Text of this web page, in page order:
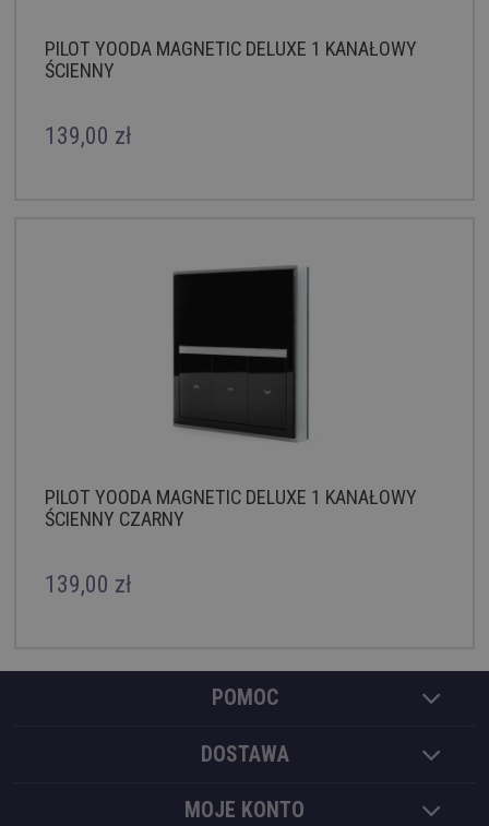
PILOT YOODA MAGNETIC DELUXE 1 KANAŁOWY
ŚCIENNY
139,00 zł
PILOT YOODA MAGNETIC DELUXE 1 KANAŁOWY
ŚCIENNY CZARNY
139,00 zł
POMOC
DOSTAWA
MOJE KONTO